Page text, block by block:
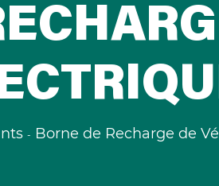
Borne de Recharge de